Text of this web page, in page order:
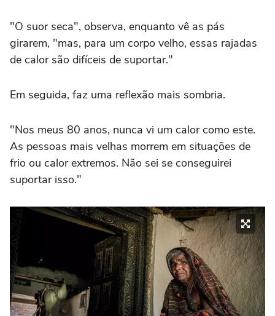
"O suor seca", observa, enquanto vê as pás
girarem, "mas, para um corpo velho, essas rajadas
de calor são difíceis de suportar."
Em seguida, faz uma reflexão mais sombria.
"Nos meus 80 anos, nunca vi um calor como este.
As pessoas mais velhas morrem em situações de
frio ou calor extremos. Não sei se conseguirei
suportar isso."